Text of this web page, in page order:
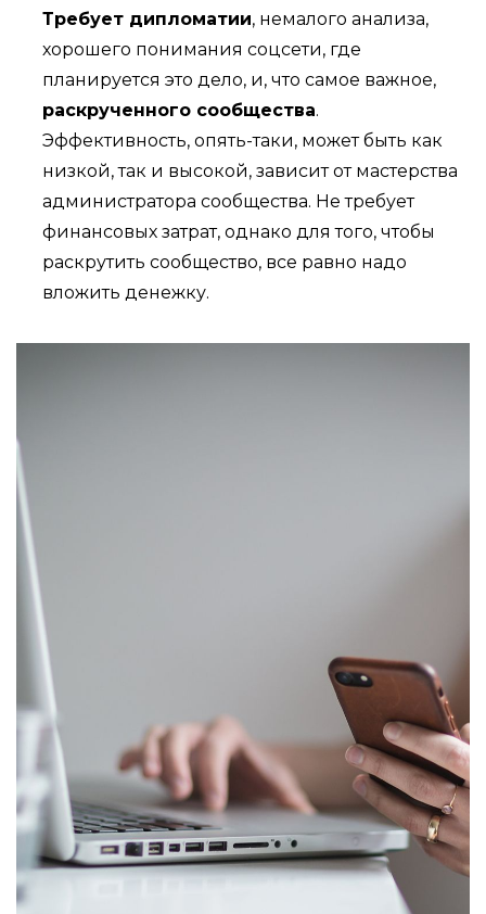
Требует дипломатии, немалого анализа,
хорошего понимания соцсети, где
планируется это дело, и, что самое важное,
раскрученного сообщества.
Эффективность, опять-таки, может быть как
низкой, так и высокой, зависит от мастерства
администратора сообщества. Не требует
финансовых затрат, однако для того, чтобы
раскрутить сообщество, все равно надо
вложить денежку.